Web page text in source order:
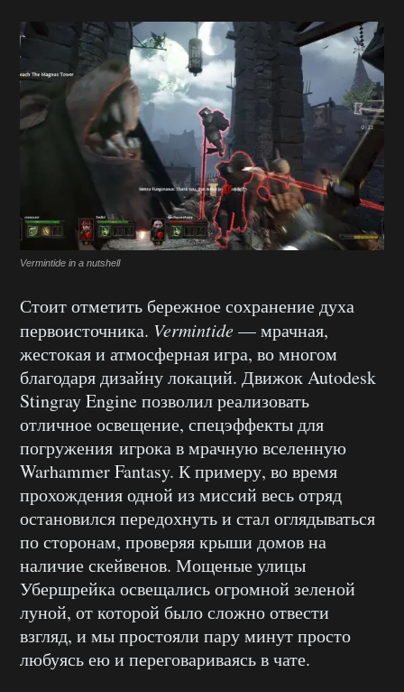
Vermintide in a nutshell
Стоит отметить бережное сохранение духа
первоисточника. Vermintide— мрачная,
жестокая и атмосферная игра, во многом
благодаря дизайну локаций. Движок Autodesk
Stingray Engine позволил реализовать
отличное освещение, спецэффекты для
погружения игрока в мрачную вселенную
Warhammer Fantasy. К примеру, во время
прохождения одной из миссий весь отряд
остановился передохнуть и стал оглядываться
по сторонам, проверяя крыши домов на
наличие скейвенов. Мощеные улицы
Убершрейка освещались огромной зеленой
луной, от которой было сложно отвести
взгляд, и мы простояли пару минут просто
любуясь ею и переговариваясь в чате.